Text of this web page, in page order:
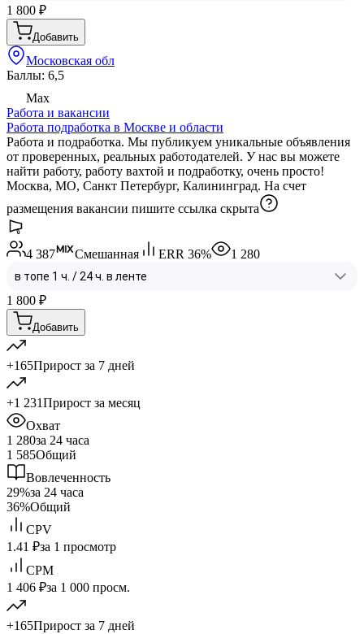
1 800 ₽
Добавить
Московская обл
Баллы: 6,5
Max
Работа и вакансии
Работа подработка в Москве и области
Работа и подработка. Мы публикуем уникальные объявления
от проверенных, реальных работодателей. У нас вы можете
найти работу, работу вахтой и подработку, очень просто!
Москва, МО, Санкт Петербург, Калининград. На счет
размещения вакансии пишите ссылка скрыта
4 387 Смешанная ERR 36% 1 280
1 800 ₽
Добавить
+165Прирост за 7 дней
+1 231Прирост за месяц
Охват
1 280за 24 часа
1 585Общий
Вовлеченность
29%за 24 часа
36%Общий
CPV
1.41 ₽за 1 просмотр
CPM
1 406 ₽за 1 000 просм.
+165Прирост за 7 дней